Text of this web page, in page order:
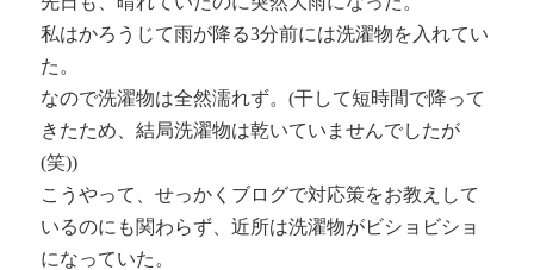
私はかろうじて雨が降る3分前には洗濯物を入れてい
た。
なので洗濯物は全然濡れず。(干して短時間で降って
きたため、結局洗濯物は乾いていませんでしたが
(笑))
こうやって、せっかくブログで対応策をお教えして
いるのにも関わらず、近所は洗濯物がビショビショ
になっていた。